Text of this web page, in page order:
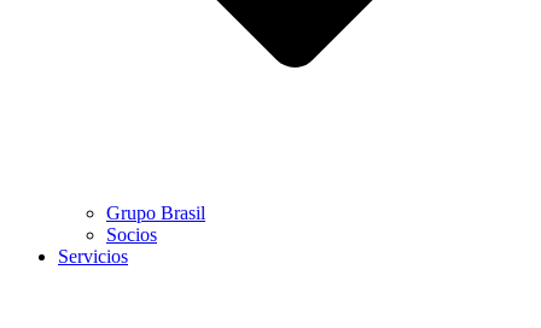
Grupo Brasil
Socios
Servicios